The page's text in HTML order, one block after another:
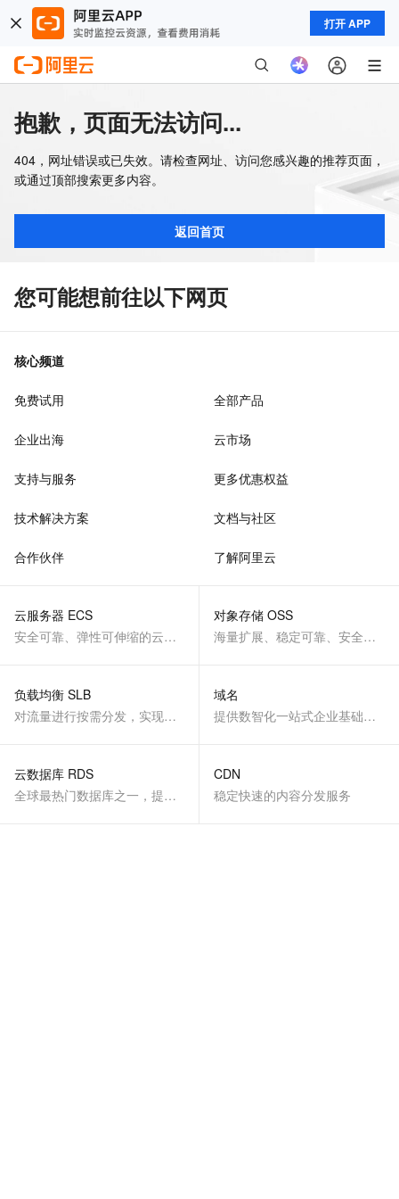
打开 APP
抱歉，页面无法访问...
404，网址错误或已失效。请检查网址、访问您感兴趣的推荐页面，
或通过顶部搜索更多内容。
返回首页
您可能想前往以下网页
核心频道
免费试用 全部产品
企业出海 云市场
支持与服务 更多优惠权益
技术解决方案 文档与社区
合作伙伴 了解阿里云
云服务器 ECS
安全可靠、弹性可伸缩的云计算服务
对象存储 OSS
海量扩展、稳定可靠、安全、低成本、智能
负载均衡 SLB
对流量进行按需分发，实现应用高可用
域名
提供数智化一站式企业基础服务
云数据库 RDS
全球最热门数据库之一，提供全托管的稳定服务
CDN
稳定快速的内容分发服务